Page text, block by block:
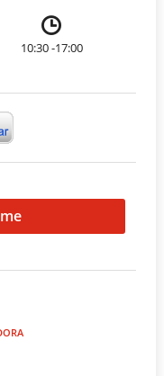
10:30 -17:00